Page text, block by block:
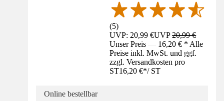
(5)
UVP: 20,99 €UVP20,99 €
Unser Preis — 16,20 € * Alle
Preise inkl. MwSt. und ggf.
zzgl. Versandkosten pro
ST16,20 €*/ ST
Online bestellbar